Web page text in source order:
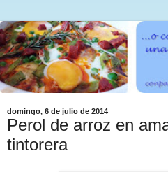
domingo, 6 de julio de 2014
Perol de arroz en
tintorera